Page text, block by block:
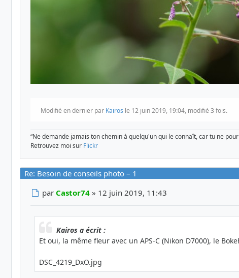
Modifié en dernier par Kairos le 12 juin 2019, 19:04, modifié 3 fois.
“Ne demande jamais ton chemin à quelqu'un qui le connaît, car tu ne
Retrouvez moi sur Flickr
Re: Besoin de conseils photo – 1
Message
par Castor74 » 12 juin 2019, 11:43
Kairos a écrit :
Et oui, la même fleur avec un APS-C (Nikon D7000), le
DSC_4219_DxO.jpg